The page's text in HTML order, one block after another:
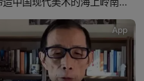
App